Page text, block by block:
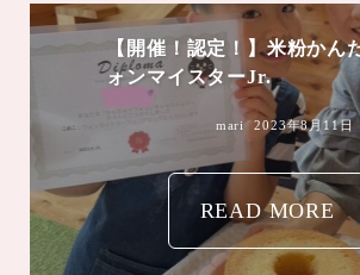
【開催！認定！】米粉かん
ォンマイスターJr.
mari 2023年8月11日
READ MORE